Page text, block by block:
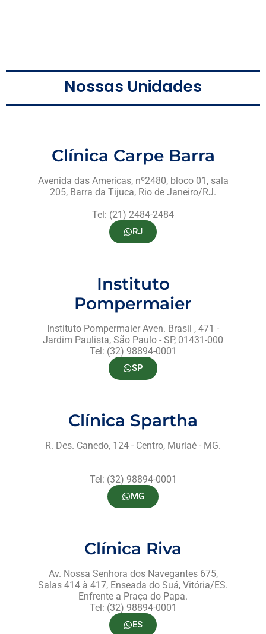
Nossas Unidades
Clínica Carpe Barra
Avenida das Americas, nº2480, bloco 01, sala
205, Barra da Tijuca, Rio de Janeiro/RJ.
Tel: (21) 2484-2484
RJ
Instituto
Pompermaier
Instituto Pompermaier Aven. Brasil , 471 -
Jardim Paulista, São Paulo - SP, 01431-000
Tel: (32) 98894-0001
SP
Clínica Spartha
R. Des. Canedo, 124 - Centro, Muriaé - MG.
Tel: (32) 98894-0001
MG
Clínica Riva
Av. Nossa Senhora dos Navegantes 675,
Salas 414 à 417, Enseada do Suá, Vitória/ES.
Enfrente a Praça do Papa.
Tel: (32) 98894-0001
ES